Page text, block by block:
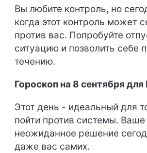
Вы любите контроль, но
когда этот контроль может
против вас. Попробуйте
ситуацию и позволить себе
течению.
Гороскоп на 8 сентября
Этот день - идеальный для
пойти против системы. Ваше
неожиданное решение
даже вас самих.